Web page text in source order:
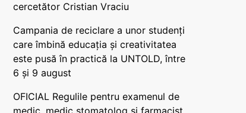
cercetător Cristian Vraciu
Campania de reciclare a unor studenți
care îmbină educația și creativitatea
este pusă în practică la UNTOLD, între
6 și 9 august
OFICIAL Regulile pentru examenul de
medic, medic stomatolog și farmacist